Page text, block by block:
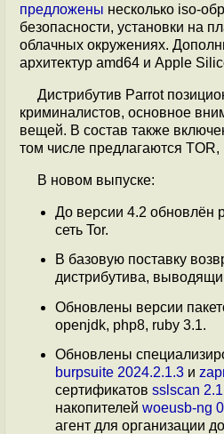
предложены несколько iso-
безопасности, установки на
облачных окружениях.
архитектур amd64 и Apple
Дистрибутив Parrot
криминалистов, основное
вещей. В состав также
том числе предлагаются TOR,
В новом выпуске:
До версии 4.2 обновлён
сеть Tor.
В базовую поставку
дистрибутива,
Обновлены версии
openjdk, php8, ruby 3.1.
Обновлены
burpsuite 2024.2.1.3 и
сертификатов sslscan
накопителей woeusb-ng
агент для организации